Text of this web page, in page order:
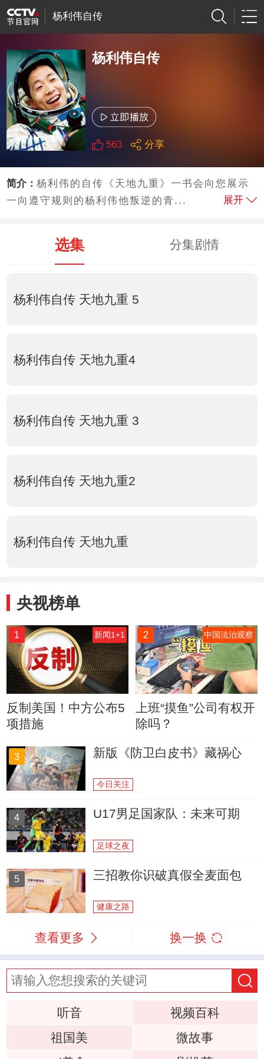
杨利伟自传
杨利伟自传
563 分享
简介：杨利伟的自传《天地九重》一书会向您展示
一向遵守规则的杨利伟他叛逆的青...
展开
选集 分集剧情
杨利伟自传 天地九重 5
杨利伟自传 天地九重4
杨利伟自传 天地九重 3
杨利伟自传 天地九重2
杨利伟自传 天地九重
央视榜单
1 新闻1+1
反制美国！中方公布5
项措施
2 中国法治观察
上班“摸鱼”公司有权开
除吗？
3 新版《防卫白皮书》藏祸心
今日关注
4 U17男足国家队：未来可期
足球之夜
5 三招教你识破真假全麦面包
健康之路
查看更多 换一换
听音
视频百科
祖国美
微故事